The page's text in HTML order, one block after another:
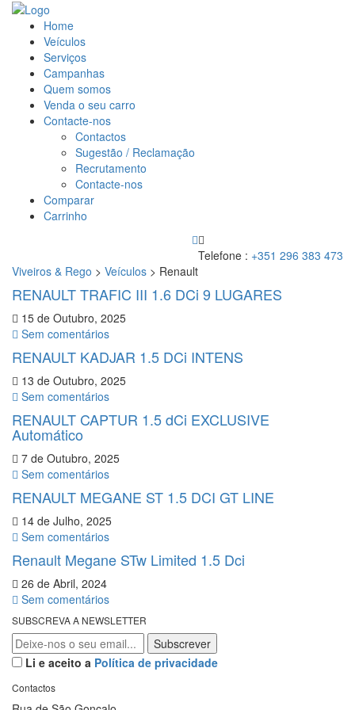
Home
Veículos
Serviços
Campanhas
Quem somos
Venda o seu carro
Contacte-nos
Contactos
Sugestão / Reclamação
Recrutamento
Contacte-nos
Comparar
Carrinho
Telefone : +351 296 383 473
Viveiros & Rego > Veículos > Renault
RENAULT TRAFIC III 1.6 DCi 9 LUGARES
15 de Outubro, 2025
Sem comentários
RENAULT KADJAR 1.5 DCi INTENS
13 de Outubro, 2025
Sem comentários
RENAULT CAPTUR 1.5 dCi EXCLUSIVE
Automático
7 de Outubro, 2025
Sem comentários
RENAULT MEGANE ST 1.5 DCI GT LINE
14 de Julho, 2025
Sem comentários
Renault Megane STw Limited 1.5 Dci
26 de Abril, 2024
Sem comentários
SUBSCREVA A NEWSLETTER
Li e aceito a Política de privacidade
Contactos